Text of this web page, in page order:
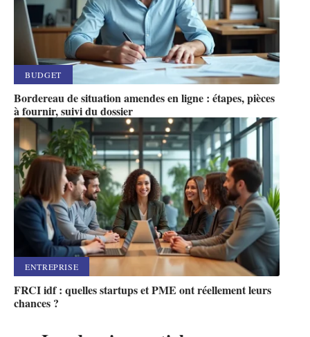
BUDGET
Bordereau de situation amendes en ligne : étapes, pièces
à fournir, suivi du dossier
ENTREPRISE
FRCI idf : quelles startups et PME ont réellement leurs
chances ?